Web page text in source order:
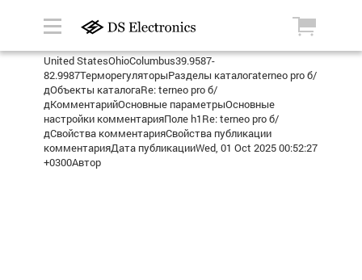
United StatesOhioColumbus39.9587-
82.9987ТерморегуляторыРазделы каталогаterneo pro б/
дОбъекты каталогаRe: terneo pro б/
дКомментарийОсновные параметрыОсновные
настройки комментарияПоле h1Re: terneo pro б/
дСвойства комментарияСвойства публикации
комментарияДата публикацииWed, 01 Oct 2025 00:52:27
+0300Автор